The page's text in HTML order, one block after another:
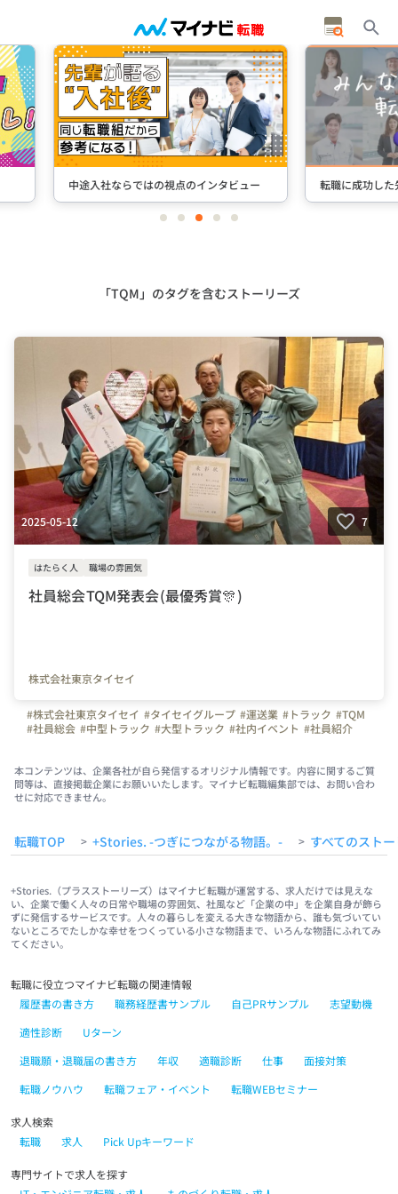
転職に成功した先輩たちのインタビュー ＋
itemitemitemitemitem
「TQM」のタグを含むストーリーズ
2025-05-12 7
はたらく人 職場の雰囲気
社員総会TQM発表会(最優秀賞🎊)
株式会社東京タイセイ
#株式会社東京タイセイ #タイセイグループ #運送業 #トラック #TQM
#社員総会 #中型トラック #大型トラック #社内イベント #社員紹介
本コンテンツは、企業各社が自ら発信するオリジナル情報です。内容に関するご質
問等は、直接掲載企業にお願いいたします。マイナビ転職編集部では、お問い合わ
せに対応できません。
転職TOP > +Stories. -つぎにつながる物語。- > すべてのスト
+Stories.（プラスストーリーズ）はマイナビ転職が運営する、求人だけでは見えな
い、企業で働く人々の日常や職場の雰囲気、社風など「企業の中」を企業自身が飾ら
ずに発信するサービスです。人々の暮らしを変える大きな物語から、誰も気づいてい
ないところでたしかな幸せをつくっている小さな物語まで、いろんな物語にふれてみ
てください。
転職に役立つマイナビ転職の関連情報
履歴書の書き方
職務経歴書サンプル 自己PRサンプル
志望動機
適性診断
Uターン
退職願・退職届の書き方
年収 適職診断 仕事
面接対策
転職ノウハウ
転職フェア・イベント 転職WEBセミナー
求人検索
転職
求人 Pick Upキーワード
専門サイトで求人を探す